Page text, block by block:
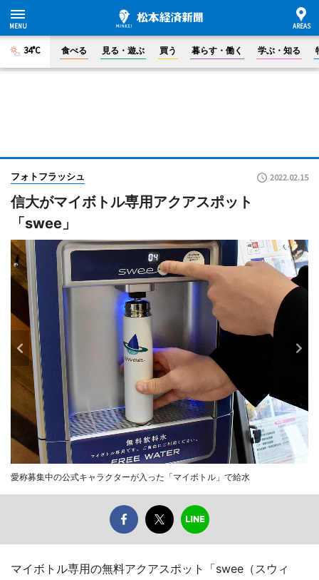
34°C 食べる 見る・遊ぶ 買う 暮らす・働く 学ぶ・知る
フォトフラッシュ 2022.02.15
信大がマイボトル専用アクアスポット
「swee」
愛称募集中の公式キャラクターが入った「マイボトル」で給水
マイボトル専用の無料アクアスポット「swee（スウィ